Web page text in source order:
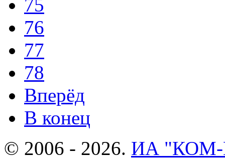
75
76
77
78
Вперёд
В конец
© 2006 - 2026. ИА